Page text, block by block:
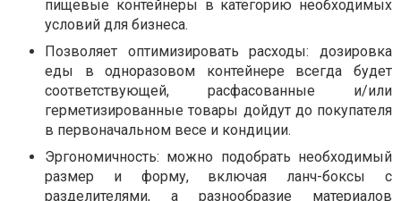
пищевые контейнеры в категорию необходимых
условий для бизнеса.
Позволяет оптимизировать расходы: дозировка
еды в одноразовом контейнере всегда будет
соответствующей, расфасованные и/или
герметизированные товары дойдут до покупателя
в первоначальном весе и кондиции.
Эргономичность: можно подобрать необходимый
размер и форму, включая ланч-боксы с
разделителями, а разнообразие материалов